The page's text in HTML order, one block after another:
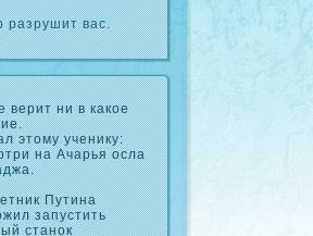
разрушит вас.
верит ни в какое
этому ученику:
на Ачарья осла
Путина
запустить
станок